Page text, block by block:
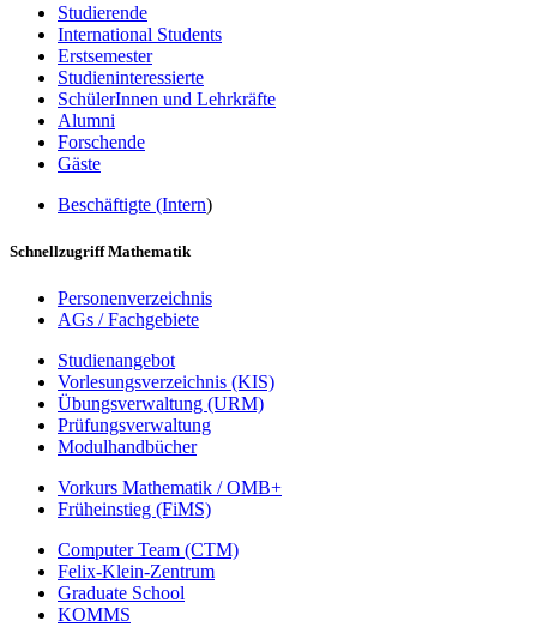
Studierende
International Students
Erstsemester
Studieninteressierte
SchülerInnen und Lehrkräfte
Alumni
Forschende
Gäste
Beschäftigte (Intern)
Schnellzugriff Mathematik
Personenverzeichnis
AGs / Fachgebiete
Studienangebot
Vorlesungsverzeichnis (KIS)
Übungsverwaltung (URM)
Prüfungsverwaltung
Modulhandbücher
Vorkurs Mathematik / OMB+
Früheinstieg (FiMS)
Computer Team (CTM)
Felix-Klein-Zentrum
Graduate School
KOMMS